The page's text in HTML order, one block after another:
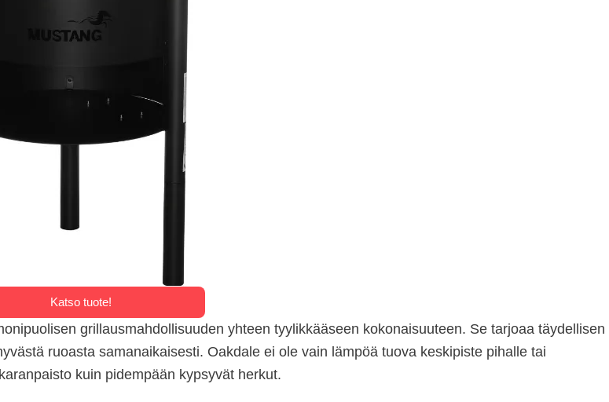
Katso tuote!
grillausmahdollisuuden yhteen tyylikkääseen kokonaisuuteen. Se tarjoaa täydellisen
ruoasta samanaikaisesti. Oakdale ei ole vain lämpöä tuova keskipiste pihalle tai
kuin pidempään kypsyvät herkut.